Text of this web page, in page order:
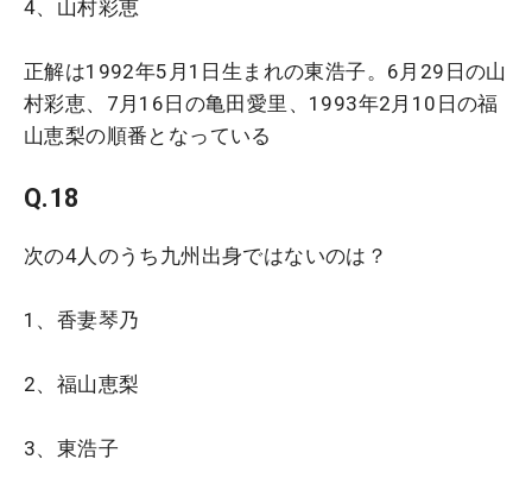
4、山村彩恵
正解は1992年5月1日生まれの東浩子。6月29日の山
村彩恵、7月16日の亀田愛里、1993年2月10日の福
山恵梨の順番となっている
Q.18
次の4人のうち九州出身ではないのは？
1、香妻琴乃
2、福山恵梨
3、東浩子